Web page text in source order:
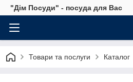
"Дім Посуди" - посуда для Вас
Товари та послуги Каталог